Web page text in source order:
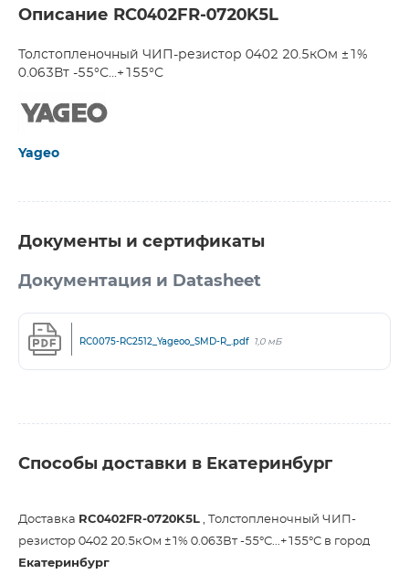
Описание RC0402FR-0720K5L
Толстопленочный ЧИП-резистор 0402 20.5кОм ±1%
0.063Вт -55°С...+155°С
Yageo
Документы и сертификаты
Документация и Datasheet
RC0075-RC2512_Yageoo_SMD-R_.pdf 1,0 мБ
Способы доставки в Екатеринбург
Доставка RC0402FR-0720K5L , Толстопленочный ЧИП-
резистор 0402 20.5кОм ±1% 0.063Вт -55°С...+155°С в город
Екатеринбург